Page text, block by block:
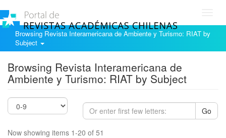
Browsing Revista Interamericana de Ambiente y Turismo: RIAT by
Subject
Browsing Revista Interamericana de
Ambiente y Turismo: RIAT by Subject
Go
Now showing items 1-20 of 51